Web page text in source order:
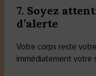
7. Soyez
d’alerte
Votre corps reste
immédiatement votre